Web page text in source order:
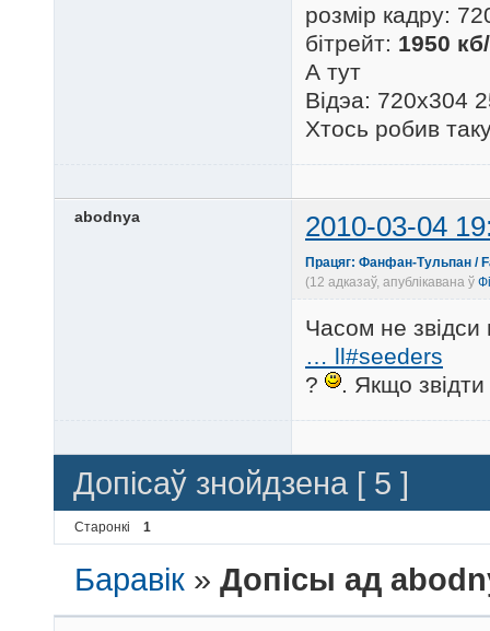
розмір кадру:
бітрейт: 1950
А тут
Відэа: 720x304
Хтось робив
abodnya 2010-03-04
Працяг: Фанфан-Тульпан /
(12 адказаў, апублікавана ў
Часом не
… ll#seeders
?
. Якщо
Допісаў знойдзена [ 5 ]
Старонкі 1
Баравік »Допісы ад